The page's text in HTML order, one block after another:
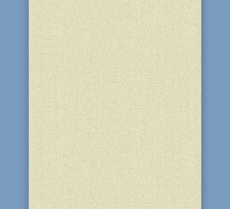
28-у річницю спільного життя! Вони
багато років підтримують відродження
єврейського життя у Кам’янському і є
одними з головних...